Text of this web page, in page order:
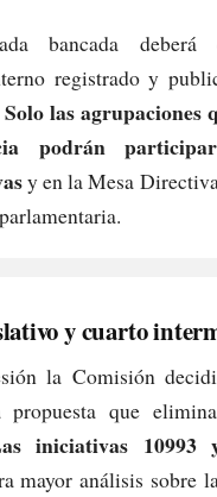
bancada
registrado y
Solo las agrupaciones
podrán
y en la Mesa
y cuarto
la Comisión
propuesta que
iniciativas 10993
mayor análisis sobre